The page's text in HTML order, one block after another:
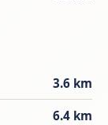
3.6 km
6.4 km